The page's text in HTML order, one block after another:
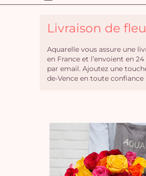
Livraison de
Aquarelle vous assure une
en France et l’envoient en
par email. Ajoutez une
de-Vence en toute confiance